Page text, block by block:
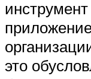
это